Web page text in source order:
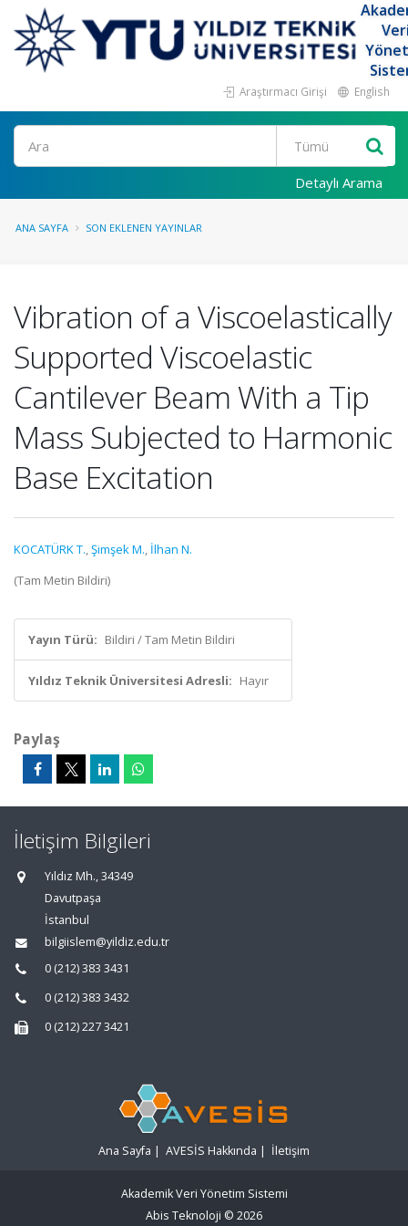
Araştırmacı Girişi English
Ara
Detaylı Arama
ANA SAYFA SON EKLENEN YAYINLAR
Vibration of a Viscoelastically
Supported Viscoelastic
Cantilever Beam With a Tip
Mass Subjected to Harmonic
Base Excitation
KOCATÜRK T.,Şimşek M., İlhan N.
(Tam Metin Bildiri)
Yayın Türü: Bildiri / Tam Metin Bildiri
Yıldız Teknik Üniversitesi Adresli: Hayır
Paylaş
İletişim Bilgileri
Yıldız Mh., 34349
Davutpaşa
İstanbul
bilgiislem@yildiz.edu.tr
0 (212) 383 3431
0 (212) 383 3432
0 (212) 227 3421
Ana Sayfa | AVESİS Hakkında | İletişim
Akademik Veri Yönetim Sistemi
Abis Teknoloji © 2026